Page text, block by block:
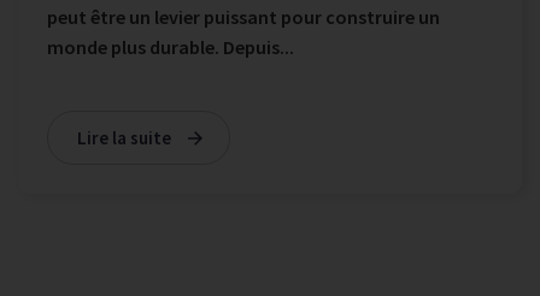
peut être un levier puissant pour construire un
monde plus durable. Depuis...
Lire la suite